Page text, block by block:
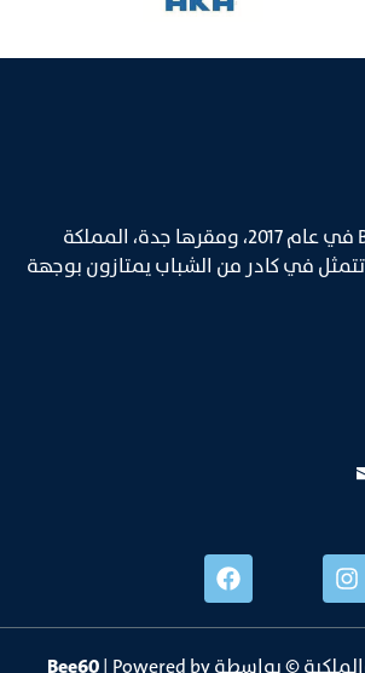
ﺗﺄﺳﺴﺖ ﺷﺮﻛﺔ Bee60 ﻓﻲ ﻋﺎم 2017، وﻣﻘﺮﻫﺎ ﺟﺪة، اﻟﻤﻤﻠﻜﺔ
ﻓﻲ ﻛﺎدر ﻣﻦ اﻟﺸﺒﺎب ﻳﻤﺘﺎزون ﺑﻮﺟﻬﺔ
© بواسطة Bee60| Powered by